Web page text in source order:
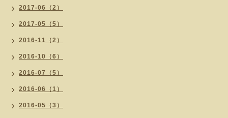
2017-06（2）
2017-05（5）
2016-11（2）
2016-10（6）
2016-07（5）
2016-06（1）
2016-05（3）